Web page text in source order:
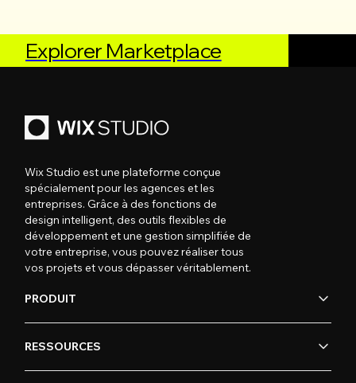
Explorer Marketplace
Wix Studio est une plateforme conçue
spécialement pour les agences et les
entreprises. Grâce à des fonctions de
design intelligent, des outils flexibles de
développement et une gestion simplifiée de
votre entreprise, vous pouvez réaliser tous
vos projets et vous dépasser véritablement.
PRODUIT
RESSOURCES